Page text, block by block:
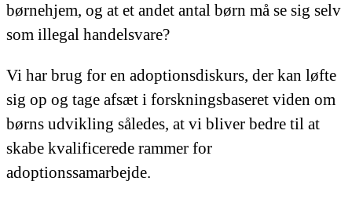
børnehjem, og at et andet antal børn må se sig selv
som illegal handelsvare?
Vi har brug for en adoptionsdiskurs, der kan løfte
sig op og tage afsæt i forskningsbaseret viden om
børns udvikling således, at vi bliver bedre til at
skabe kvalificerede rammer for
adoptionssamarbejde.